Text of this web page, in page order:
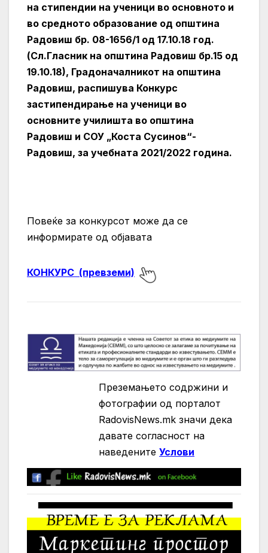
на стипендии на ученици во основното и
во средното образование од општина
Радовиш бр. 08-1656/1 од 17.10.18 год.
(Сл.Гласник на општина Радовиш бр.15 од
19.10.18), Градоначалникот на општина
Радовиш, распишува Конкурс
застипендирање на ученици во
основните училишта во општина
Радовиш и СОУ „Коста Сусинов“-
Радовиш, за учебната 2021/2022 година.
Повеќе за конкурсот може да се
информирате од објавата
КОНКУРС (превземи)
Преземањето содржини и
фотографии од порталот
RadovisNews.mk значи дека
давате согласност на
нaведените Услови